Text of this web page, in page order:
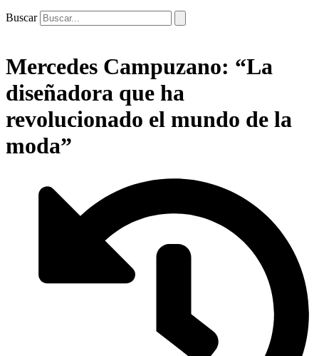
Buscar
Mercedes Campuzano: “La
diseñadora que ha
revolucionado el mundo de la
moda”